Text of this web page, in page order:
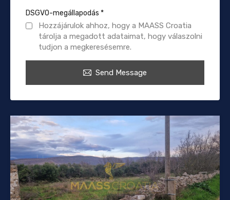
DSGVO-megállapodás *
Hozzájárulok ahhoz, hogy a MAASS Croatia
tárolja a megadott adataimat, hogy válaszolni
tudjon a megkeresésemre.
Send Message